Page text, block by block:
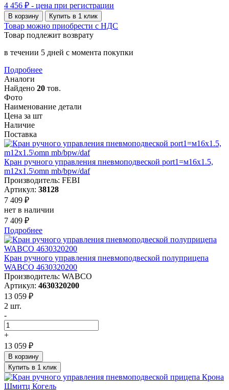
4 456 ₽ - цена при регистрации
В корзину Купить в 1 клик
Товар можно приобрести с НДС
Товар подлежит возврату
в течении 5 дней с момента покупки
Подробнее
Аналоги
Найдено 20 тов.
Фото
Наименование детали
Цена за шт
Наличие
Поставка
Кран ручного управления пневмоподвеской port1=м16x1.5,
m12x1.5\omn mb/bpw/daf
Производитель: FEBI
Артикул: 38128
7 409 ₽
нет в наличии
7 409 ₽
Подробнее
Кран ручного управления пневмоподвеской полуприцепа
WABCO 4630320200
Производитель: WABCO
Артикул: 4630320200
13 059 ₽
2 шт.
-
+
13 059 ₽
В корзину
Купить в 1 клик